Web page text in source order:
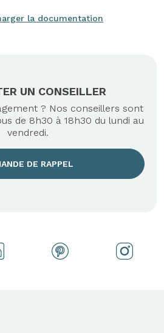
la documentation
UN CONSEILLER
? Nos conseillers sont
de 8h30 à 18h30 du lundi au
vendredi.
DE RAPPEL